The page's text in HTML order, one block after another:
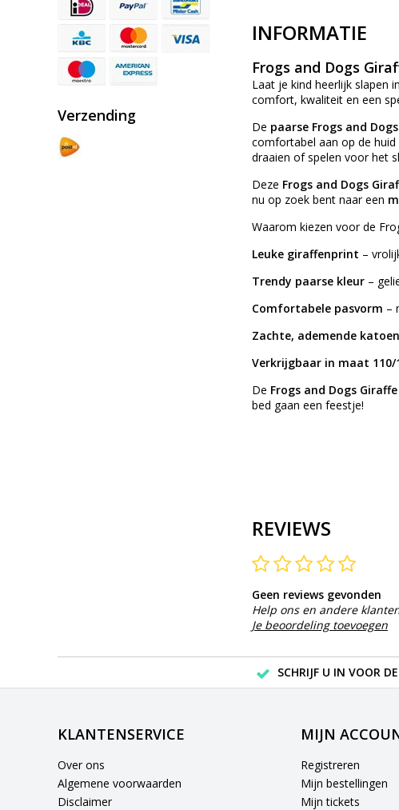
Verzending
INFORMATIE
Frogs and Dogs
Laat je kind heerlijk slapen
comfort, kwaliteit en een
De paarse Frogs and
comfortabel aan op de
draaien of spelen voor het
Deze Frogs and Dogs
nu op zoek bent naar een
Waarom kiezen voor de
Leuke giraffenprint –
Trendy paarse kleur –
Comfortabele pasvorm –
Zachte, ademende
Verkrijgbaar in maat 110/
De Frogs and Dogs
bed gaan een feestje!
REVIEWS
Geen reviews gevonden
Help ons en andere
Je beoordeling toevoegen
SCHRIJF U IN VOOR
KLANTENSERVICE
Over ons
Algemene voorwaarden
Disclaimer
MIJN
Registreren
Mijn bestellingen
Mijn tickets